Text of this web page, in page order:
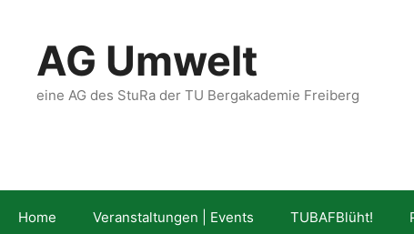
springenAG Umwelt
eine AG des StuRa der TU Bergakademie Freiberg
Home Veranstaltungen | Events TUBAFBlüht!